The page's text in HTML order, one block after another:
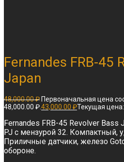
Fernandes FRB-45
Japan
48,000.00₽Первоначальная цена
48,000.00 ₽.43,000.00 ₽Текущая
Fernandes FRB-45 Revolver Bass
PJ с мензурой 32. Компактный,
Приличные датчики, железо
обороне.